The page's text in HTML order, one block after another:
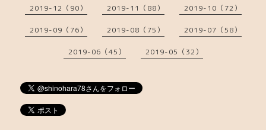
2019-12（90） 2019-11（88） 2019-10（72）
2019-09（76） 2019-08（75） 2019-07（58）
2019-06（45） 2019-05（32）